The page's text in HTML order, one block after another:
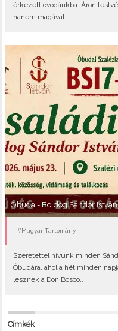
érkezett óvodánkba: Áron
hanem magával..
Óbuda - Boldog Sándor
#Magyar Tartomány
Szeretettel hívunk minden
Óbudára, ahol a hét minden
lesznek a Don Bosco..
Címkék